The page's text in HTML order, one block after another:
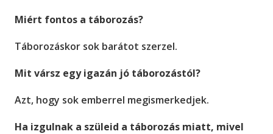
Miért fontos a táborozás?
Táborozáskor sok barátot szerzel.
Mit vársz egy igazán jó táborozástól?
Azt, hogy sok emberrel megismerkedjek.
Ha izgulnak a szüleid a táborozás miatt, mivel